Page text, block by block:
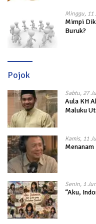
Minggu, 11
Mimpi
Buruk?
Pojok
Sabtu, 27
Aula KH
Maluku
Kamis, 11
Senin, 1
“Aku,